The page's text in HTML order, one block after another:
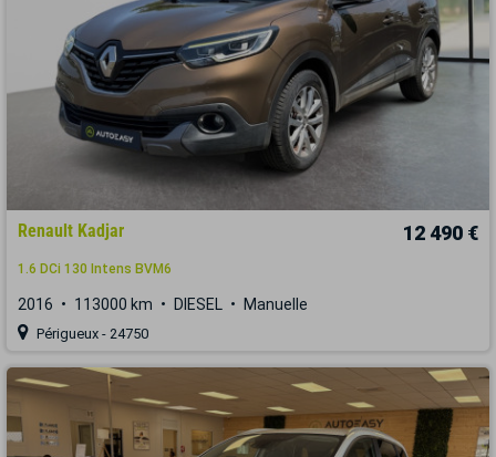
Renault Kadjar 12 490 €
1.6 DCi 130 Intens BVM6
2016 113000 km DIESEL Manuelle
Périgueux - 24750